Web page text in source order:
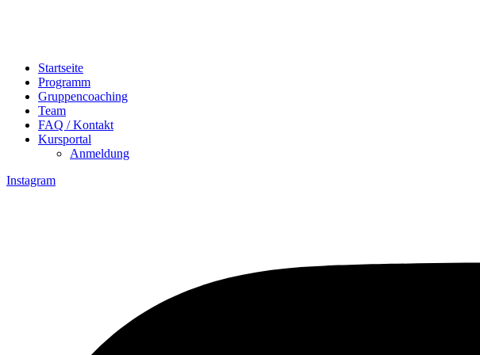
Startseite
Programm
Gruppencoaching
Team
FAQ / Kontakt
Kursportal
Anmeldung
Instagram